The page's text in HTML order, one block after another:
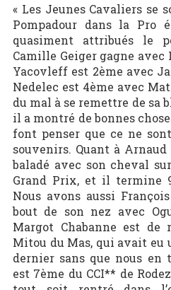
« Les Jeunes Cavaliers se
Pompadour dans la Pro
quasiment attribués le
Camille Geiger gagne
Yacovleff est 2ème avec
Nedelec est 4ème avec
du mal à se remettre de sa
il a montré de bonnes
font penser que ce ne
souvenirs. Quant à
baladé avec son cheval
Grand Prix, et il termine
Nous avons aussi
bout de son nez avec
Margot Chabanne est de
Mitou du Mas, qui avait eu
dernier sans que nous en
est 7ème du CCI** de